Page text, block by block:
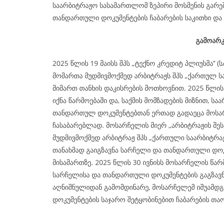
საარბიტრაჟო სასამართლომ ზეპირი მოსმენის
თანდართული დოკუმენტების ჩაბარების საკითხი და
2025 წლის 19 მაისს შპს „ტექნო კრედიტ
მომართა მუდმივმოქმედ არბიტრაჟს შპს „ქართულ
მიმართ თანხის დაკისრების მოთხოვნით. 2025
იქნა წარმოებაში და, საქმის მომზადების მიზნით,
თანდართულ დოკუმენტებთან ერთად გადაეცა
ჩასაბარებლად. მოსარჩელის მიერ ,,არბიტრაჟის
მუდმივმოქმედ არბიტრაჟ შპს „ქართული
თანახმად გაიგზავნა სარჩელი და თანდართული
მისამართზე. 2025 წლის 30 ივნისს მოსარჩელის
სარჩელისა და თანდართული დოკუმენტების
აღნიშნულიდან გამომდინარე, მოსარჩელემ
დოკუმენტების საჯარო შეტყობინებით ჩაბარების